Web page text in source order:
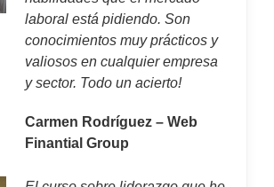
laboral está pidiendo. Son
conocimientos muy prácticos y
valiosos en cualquier empresa
y sector. Todo un acierto!
Carmen Rodríguez – Web
Finantial Group